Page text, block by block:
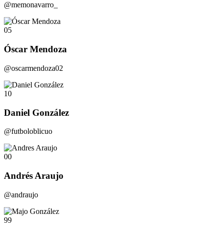
@memonavarro_
05
Óscar Mendoza
@oscarmendoza02
10
Daniel González
@futboloblicuo
00
Andrés Araujo
@andraujo
99